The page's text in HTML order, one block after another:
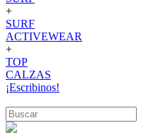
+
SURF
ACTIVEWEAR
+
TOP
CALZAS
¡Escribinos!